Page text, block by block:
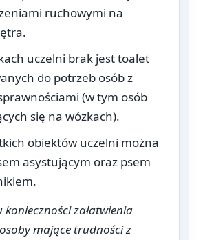
ruchowymi na
uczelni brak jest toalet
do potrzeb osób z
(w tym osób
się na wózkach).
obiektów uczelni można
asystującym oraz psem
konieczności załatwienia
mające trudności z